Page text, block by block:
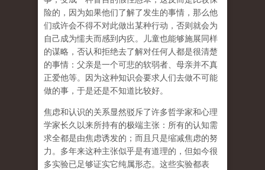
险的，因为如果他们了解了发生的事情，那么他
们或许会不得不对此做出某种行动，否则就会为
自己成为懦夫而感到内疚。儿童也能够施展同样
的谋略，否认和拒绝去了解对任何人都是很清楚
的事情：父亲是一个可悲的软弱者、母亲并不真
正爱他等。因为这种知识会要求人们去做不可能
做的事，于是还是不知道比较好。
焦虑和认识的关系显然驳斥了许多哲学家和心理
学家长久以来所持有的极端主张：所有的认知需
求全都是由焦虑诱发的；而且只是缩减焦虑的努
力。多年来这种主张似乎是有道理的，但如今很
多实验已足够证实它纯属形态。这些实验都表